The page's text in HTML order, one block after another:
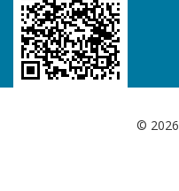
© 2026